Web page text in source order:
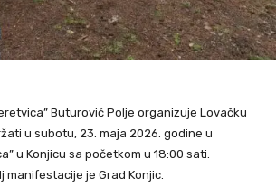
Buturović Polje organizuje Lovačku
u subotu, 23. maja 2026. godine u
u Konjicu sa početkom u 18:00 sati.
je Grad Konjic.